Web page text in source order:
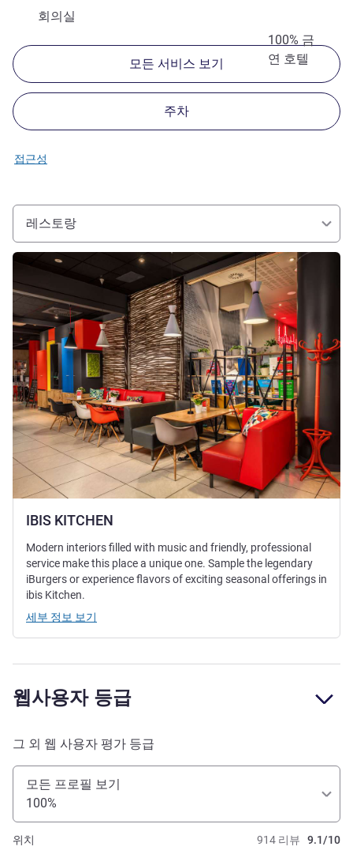
회의실
100% 금
연 호텔
모든 서비스 보기
주차
접근성
레스토랑
IBIS KITCHEN
세부 정보 보기
Modern interiors filled with music and friendly, professional
service make this place a unique one. Sample the legendary
iBurgers or experience flavors of exciting seasonal offerings in
ibis Kitchen.
세부 정보 보기
웹사용자 등급
그 외 웹 사용자 평가 등급
모든 프로필 보기
100%
914 리뷰 9.1/10
위치